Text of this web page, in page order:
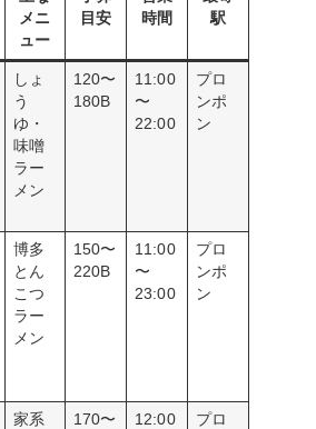
メニ
ュー
目安
時間
駅
しょ
う
ゆ・
味噌
ラー
メン
120〜
180B
11:00
〜
22:00
プロ
ンポ
ン
博多
とん
こつ
ラー
メン
150〜
220B
11:00
〜
23:00
プロ
ンポ
ン
家系
170〜
12:00
プロ